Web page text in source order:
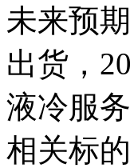
未来预
出货，
液冷服
相关标